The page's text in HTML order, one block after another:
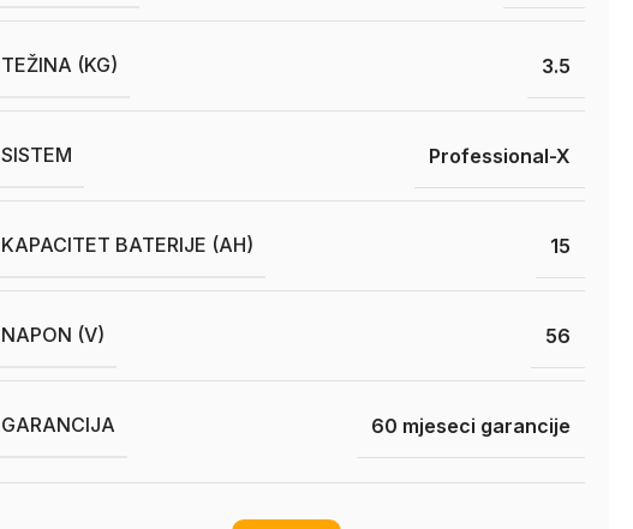
TEŽINA (KG) 3.5
SISTEM Professional-X
KAPACITET BATERIJE (AH) 15
NAPON (V) 56
GARANCIJA 60 mjeseci garancije